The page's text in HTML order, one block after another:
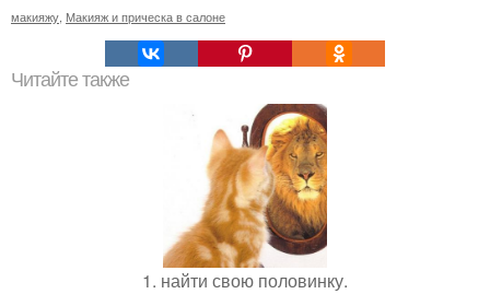
макияжу Макияж и прическа в салоне
Читайте также
1. найти свою половинку.